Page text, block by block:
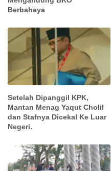
Berbahaya
Setelah Dipanggil KPK,
Mantan Menag Yaqut Cholil
dan Stafnya Dicekal Ke Luar
Negeri.